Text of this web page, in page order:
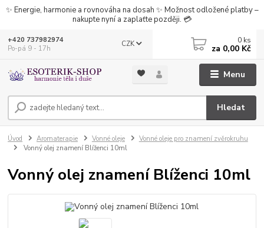
✨ Energie, harmonie a rovnováha na dosah ✨ Možnost odložené platby –
nakupte nyní a zaplaťte později. 💳
Menu
CZK
Hledat
+420 737982974
Po-pá 9 - 17h
0 ks
za 0,00 Kč
Úvod Aromaterapie Vonné oleje
Vonné oleje pro znamení zvěrokruhu
Vonný olej znamení Blíženci 10ml
Vonný olej znamení Blíženci 10ml